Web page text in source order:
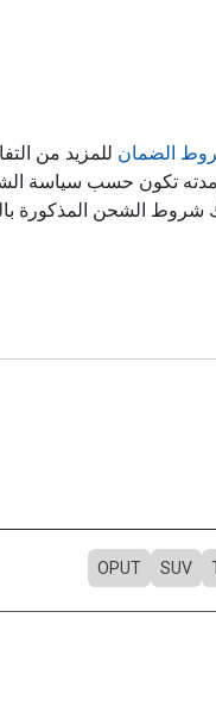
الضمان للمزيد من
تكون حسب سياسة
شروط الشحن المذكورة
SUV
OPUT